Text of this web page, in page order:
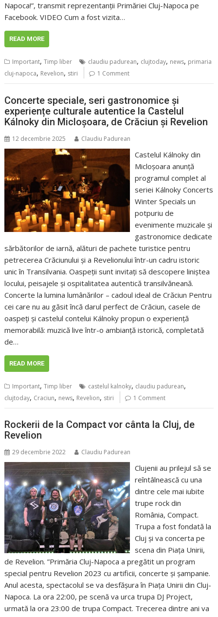
Napoca!”, transmit reprezentanții Primăriei Cluj-Napoca pe
Facebook. VIDEO Cum a fost vizita…
READ MORE
Important,Timp liber claudiu padurean, clujtoday, news, primaria
cluj-napoca, Revelion, stiri 1 Comment
Concerte speciale, seri gastronomice și
experiențe culturale autentice la Castelul
Kálnoky din Micloșoara, de Crăciun și Revelion
12 decembrie 2025 Claudiu Padurean
Castelul Kálnoky din
Micloșoara anunță
programul complet al
seriei Kálnoky Concerts
Winter Specials un
potpuriu de
evenimente muzicale și
gastronomice dedicate
sărbătorilor de iarnă, alături de pachete turistice pentru
petrecerea Crăciunului și a Revelionului într-un cadru istoric
unic în Transilvania. Oaspeții sunt invitați să descopere liniștea
locului, peisajele și ospitalitatea autentică transilvăneană.
Concerte la lumina lumânărilor – cadoul ideal de Crăciun Pentru
cei care nu au găsit încă darul perfect de Crăciun, casele de
oaspeți și castelul contelui Kálnoky propun o experiență
memorabilă: muzică live într-o ambianță istorică, completată
de…
READ MORE
Important,Timp liber castelul kalnoky, claudiu padurean,
clujtoday, Craciun, news, Revelion, stiri 1 Comment
Rockerii de la Compact vor cânta la Cluj, de
Revelion
29 decembrie 2022 Claudiu Padurean
Clujenii au prilejul să se
reîntâlnească cu una
dintre cele mai iubite
trupe rock din
România, Compact.
Trupa a fost fondată la
Cluj și va concerta pe
scena din Piața Unirii,
de Revelion. ”Primăria Cluj-Napoca a pregătit un program
special pentru Revelion 2023 cu artificii, concerte și șampanie.
Anul acesta, spectacolul se va desfășura în Piața Unirii din Cluj-
Napoca. La ora 22:00, pe scenă va urca trupa DJ Project,
urmată la ora 23:00 de trupa Compact. Trecerea dintre ani va